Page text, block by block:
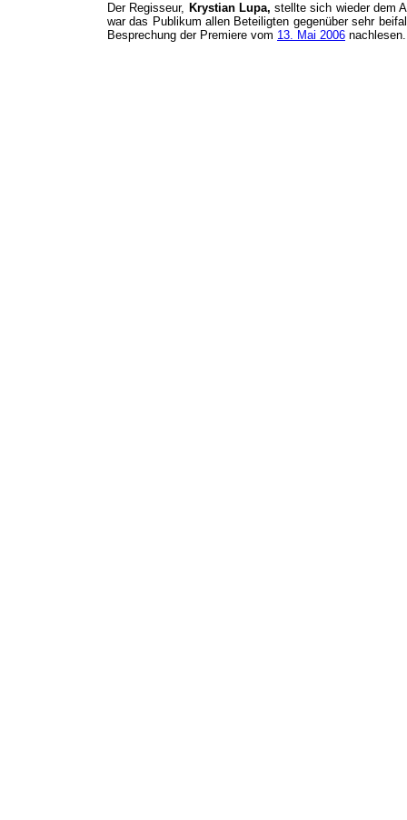
Der Regisseur, Krystian Lupa, stellte sich wieder dem
war das Publikum allen Beteiligten gegenüber sehr
Besprechung der Premiere vom 13. Mai 2006 nachlesen.